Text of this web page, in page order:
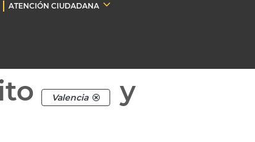
ATENCIÓN CIUDADANA
Valencia
y